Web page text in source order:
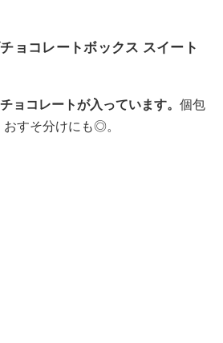
ョコレートボックス スイート
ョコレートが入っています。 個包
すそ分けにも◎。